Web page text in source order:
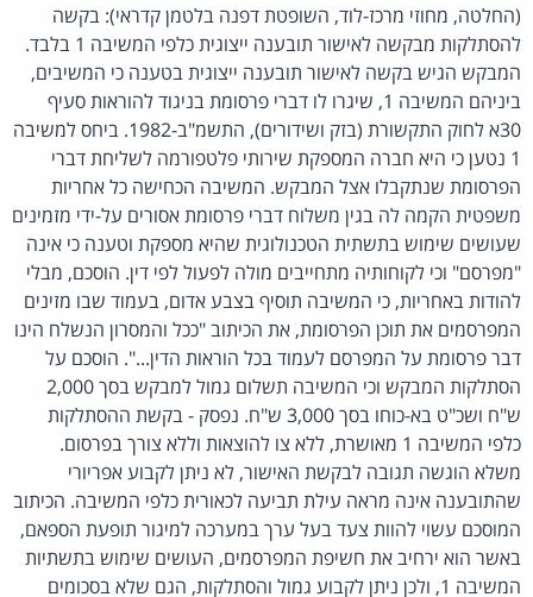
(החלטה, מחוזי מרכז-לוד, השופטת דפנה בלטמן קדראי): בקשה
להסתלקות מבקשה לאישור תובענה ייצוגית כלפי המשיבה 1 בלבד.
המבקש הגיש בקשה לאישור תובענה ייצוגית בטענה כי המשיבים,
ביניהם המשיבה 1, שיגרו לו דברי פרסומת בניגוד להוראות סעיף
30א לחוק התקשורת (בזק ושידורים), התשמ"ב-1982. ביחס למשיבה
1 נטען כי היא חברה המספקת שירותי פלטפורמה לשליחת דברי
הפרסומת שנתקבלו אצל המבקש. המשיבה הכחישה כל אחריות
משפטית הקמה לה בגין משלוח דברי פרסומת אסורים על-ידי מזמינים
שעושים שימוש בתשתית הטכנולוגית שהיא מספקת וטענה כי אינה
"מפרסם" וכי לקוחותיה מתחייבים מולה לפעול לפי דין. הוסכם, מבלי
להודות באחריות, כי המשיבה תוסיף בצבע אדום, בעמוד שבו מזינים
המפרסמים את תוכן הפרסומת, את הכיתוב "ככל והמסרון הנשלח הינו
דבר פרסומת על המפרסם לעמוד בכל הוראות הדין...". הוסכם על
הסתלקות המבקש וכי המשיבה תשלום גמול למבקש בסך 2,000
ש"ח ושכ"ט בא-כוחו בסך 3,000 ש"ח. נפסק - בקשת ההסתלקות
כלפי המשיבה 1 מאושרת, ללא צו להוצאות וללא צורך בפרסום.
משלא הוגשה תגובה לבקשת האישור, לא ניתן לקבוע אפריורי
שהתובענה אינה מראה עילת תביעה לכאורית כלפי המשיבה. הכיתוב
המוסכם עשוי להוות צעד בעל ערך במערכה למיגור תופעת הספאם,
באשר הוא ירחיב את חשיפת המפרסמים, העושים שימוש בתשתיות
המשיבה 1, ולכן ניתן לקבוע גמול והסתלקות, הגם שלא בסכומים